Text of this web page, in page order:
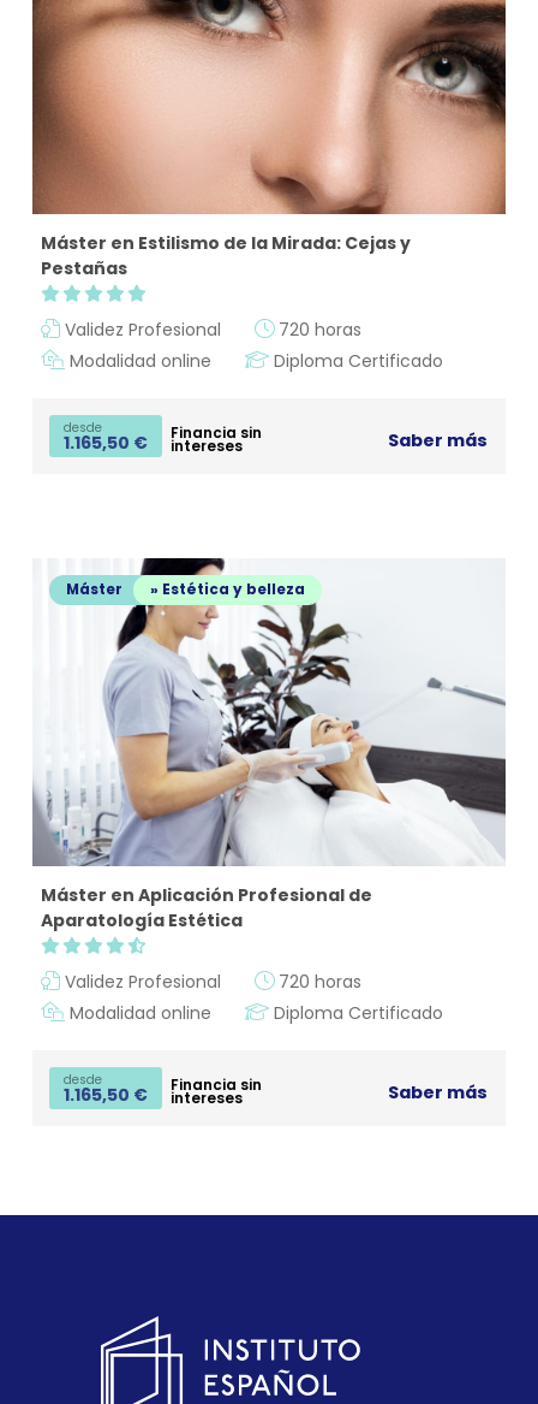
Máster en Estilismo de la Mirada: Cejas y
Pestañas
Validez Profesional
720 horas
Modalidad online
Diploma Certificado
desde
1.165,50 € Financia sin
intereses Saber más
Máster » Estética y belleza
Máster en Aplicación Profesional de
Aparatología Estética
Validez Profesional
720 horas
Modalidad online
Diploma Certificado
desde
1.165,50 € Financia sin
intereses Saber más